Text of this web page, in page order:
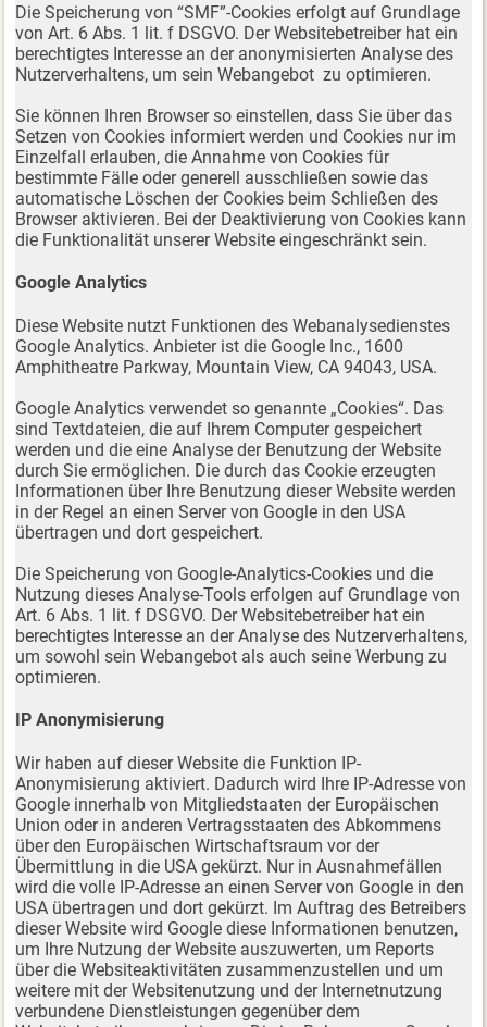
Die Speicherung von “SMF”-Cookies erfolgt auf Grundlage
von Art. 6 Abs. 1 lit. f DSGVO. Der Websitebetreiber hat ein
berechtigtes Interesse an der anonymisierten Analyse des
Nutzerverhaltens, um sein Webangebot zu optimieren.
Sie können Ihren Browser so einstellen, dass Sie über das
Setzen von Cookies informiert werden und Cookies nur im
Einzelfall erlauben, die Annahme von Cookies für
bestimmte Fälle oder generell ausschließen sowie das
automatische Löschen der Cookies beim Schließen des
Browser aktivieren. Bei der Deaktivierung von Cookies kann
die Funktionalität unserer Website eingeschränkt sein.
Google Analytics
Diese Website nutzt Funktionen des Webanalysedienstes
Google Analytics. Anbieter ist die Google Inc., 1600
Amphitheatre Parkway, Mountain View, CA 94043, USA.
Google Analytics verwendet so genannte „Cookies“. Das
sind Textdateien, die auf Ihrem Computer gespeichert
werden und die eine Analyse der Benutzung der Website
durch Sie ermöglichen. Die durch das Cookie erzeugten
Informationen über Ihre Benutzung dieser Website werden
in der Regel an einen Server von Google in den USA
übertragen und dort gespeichert.
Die Speicherung von Google-Analytics-Cookies und die
Nutzung dieses Analyse-Tools erfolgen auf Grundlage von
Art. 6 Abs. 1 lit. f DSGVO. Der Websitebetreiber hat ein
berechtigtes Interesse an der Analyse des Nutzerverhaltens,
um sowohl sein Webangebot als auch seine Werbung zu
optimieren.
IP Anonymisierung
Wir haben auf dieser Website die Funktion IP-
Anonymisierung aktiviert. Dadurch wird Ihre IP-Adresse von
Google innerhalb von Mitgliedstaaten der Europäischen
Union oder in anderen Vertragsstaaten des Abkommens
über den Europäischen Wirtschaftsraum vor der
Übermittlung in die USA gekürzt. Nur in Ausnahmefällen
wird die volle IP-Adresse an einen Server von Google in den
USA übertragen und dort gekürzt. Im Auftrag des Betreibers
dieser Website wird Google diese Informationen benutzen,
um Ihre Nutzung der Website auszuwerten, um Reports
über die Websiteaktivitäten zusammenzustellen und um
weitere mit der Websitenutzung und der Internetnutzung
verbundene Dienstleistungen gegenüber dem